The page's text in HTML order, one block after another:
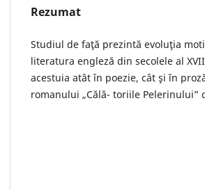
Rezumat
Studiul de faţă prezintă evoluţia
literatura engleză din secolele al
acestuia atât în poezie, cât şi în
romanului „Călă- toriile Pelerinului”